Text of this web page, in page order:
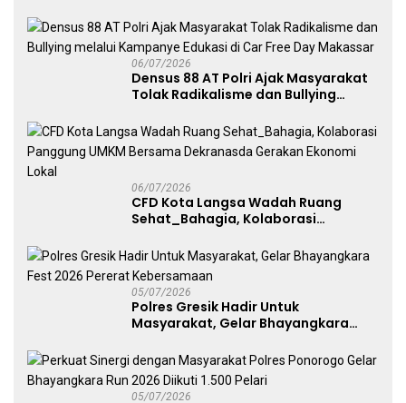
06/07/2026
Densus 88 AT Polri Ajak Masyarakat
Tolak Radikalisme dan Bullying
Free Day Makassar
06/07/2026
CFD Kota Langsa Wadah Ruang
Sehat_Bahagia, Kolaborasi
Dekranasda Gerakan Ekonomi Lokal
05/07/2026
Polres Gresik Hadir Untuk
Masyarakat, Gelar Bhayangkara
05/07/2026